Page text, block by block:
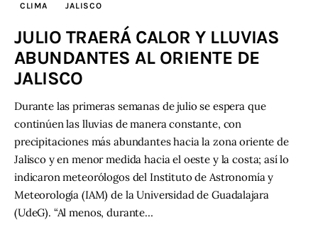
CLIMA JALISCO
JULIO TRAERÁ CALOR Y LLUVIAS
ABUNDANTES AL ORIENTE DE
JALISCO
Durante las primeras semanas de julio se espera que
continúen las lluvias de manera constante, con
precipitaciones más abundantes hacia la zona oriente de
Jalisco y en menor medida hacia el oeste y la costa; así lo
indicaron meteorólogos del Instituto de Astronomía y
Meteorología (IAM) de la Universidad de Guadalajara
(UdeG). “Al menos, durante…